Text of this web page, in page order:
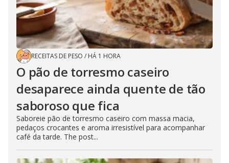
RECEITAS DE PESO / HÁ 1 HORA
O pão de torresmo caseiro
desaparece ainda quente de tão
saboroso que fica
Saboreie pão de torresmo caseiro com massa macia,
pedaços crocantes e aroma irresistível para acompanhar
café da tarde. The post...